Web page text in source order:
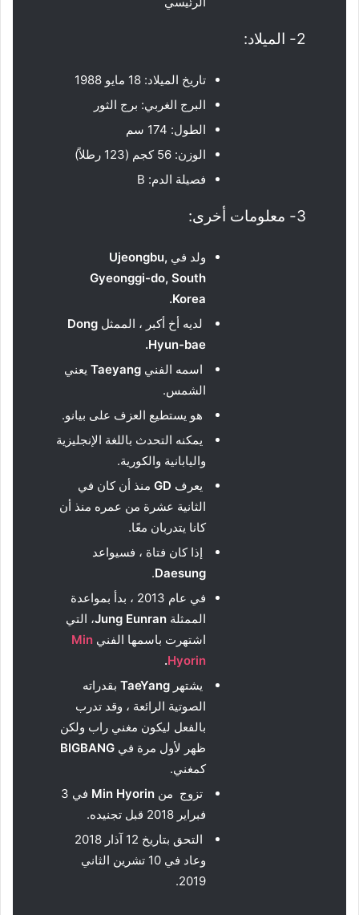
2- الميلاد:
تاريخ الميلاد: 18 مايو 1988
البرج الغربي: برج الثور
الطول: 174 سم
الوزن: 56 كجم (123 رطلاً)
فصيلة الدم: B
3- معلومات أخرى:
ولد في Ujeongbu,
Gyeonggi-do, South
Korea
.
لديه أخ أكبر ، الممثل Dong
Hyun-bae
.
اسمه الفني Taeyang يعني
الشمس.
هو يستطيع العزف على بيانو.
يمكنه التحدث باللغة الإنجليزية
واليابانية والكورية.
يعرف GD منذ أن كان في
الثانية عشرة من عمره منذ أن
كانا يتدربان معًا.
إذا كان فتاة ، فسيواعد
Daesung
.
في عام 2013 ، بدأ بمواعدة
الممثلة Jung Eunran، التي
اشتهرت باسمها الفني Min
Hyorin
.
يشتهر TaeYang بقدراته
الصوتية الرائعة ، وقد تدرب
بالفعل ليكون مغني راب ولكن
ظهر لأول مرة في BIGBANG
كمغني.
تزوج من Min Hyorin
في 3
فبراير 2018 قبل تجنيده.
التحق بتاريخ 12 آذار 2018
وعاد في 10 تشرين الثاني
2019.